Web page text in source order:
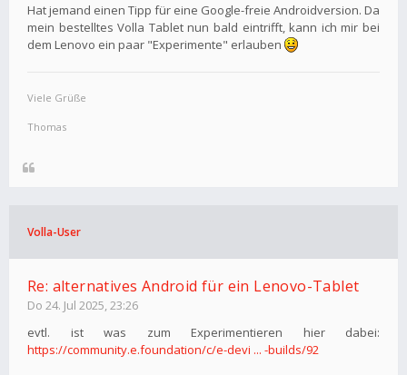
Hat jemand einen Tipp für eine Google-freie Androidversion. Da
mein bestelltes Volla Tablet nun bald eintrifft, kann ich mir bei
dem Lenovo ein paar "Experimente" erlauben
Viele Grüße
Thomas
Volla-User
Re: alternatives Android für ein Lenovo-Tablet
Do 24. Jul 2025, 23:26
evtl. ist was zum Experimentieren hier dabei:
https://community.e.foundation/c/e-devi ... -builds/92